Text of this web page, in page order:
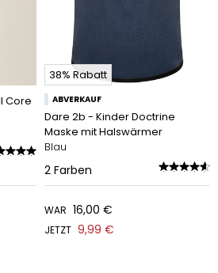
Core
38% Rabatt
ABVERKAUF
Dare 2b - Kinder Doctrine
Maske mit Halswärmer
Blau
2 Farben
WAR 16,00 €
JETZT 9,99 €